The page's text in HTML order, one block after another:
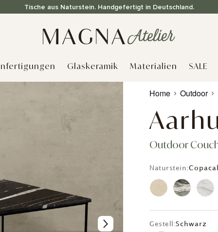
Tische aus Naturstein. Handgefertigt in Deutschland.
Glaskeramik Materialien SALE
Home Outdoor
Outdoor
Naturstein:
Gestell:Schwarz
Warenkorb
hinzugefügt